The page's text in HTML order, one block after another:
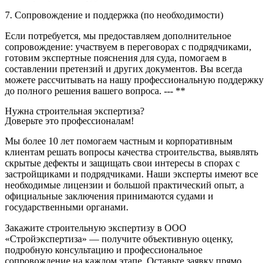
7. Сопровождение и поддержка (по необходимости)
Если потребуется, мы предоставляем дополнительное
сопровождение: участвуем в переговорах с подрядчиками,
готовим экспертные пояснения для суда, помогаем в
составлении претензий и других документов. Вы всегда
можете рассчитывать на нашу профессиональную поддержку
до полного решения вашего вопроса. --- **
Нужна строительная экспертиза?
Доверьте это профессионалам!
Мы более 10 лет помогаем частным и корпоративным
клиентам решать вопросы качества строительства, выявлять
скрытые дефекты и защищать свои интересы в спорах с
застройщиками и подрядчиками. Наши эксперты имеют все
необходимые лицензии и большой практический опыт, а
официальные заключения принимаются судами и
государственными органами.
Закажите строительную экспертизу в ООО
«Стройэкспертиза» — получите объективную оценку,
подробную консультацию и профессиональное
сопровождение на каждом этапе. Оставьте заявку прямо